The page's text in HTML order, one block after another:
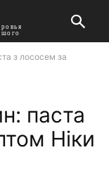
з лососем за
паста
Ніки